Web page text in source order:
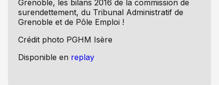
Grenoble, les bilans 2016 de la commission de
surendettement, du Tribunal Administratif de
Grenoble et de Pôle Emploi !
Crédit photo PGHM Isère
Disponible en replay